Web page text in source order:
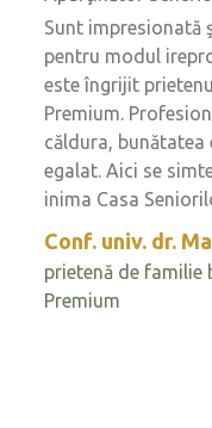
Sunt impresionată
pentru modul
este îngrijit
Premium.
căldura, bunătatea
egalat. Aici se
inima Casa
Conf. univ. dr.
prietenă de familie
Premium